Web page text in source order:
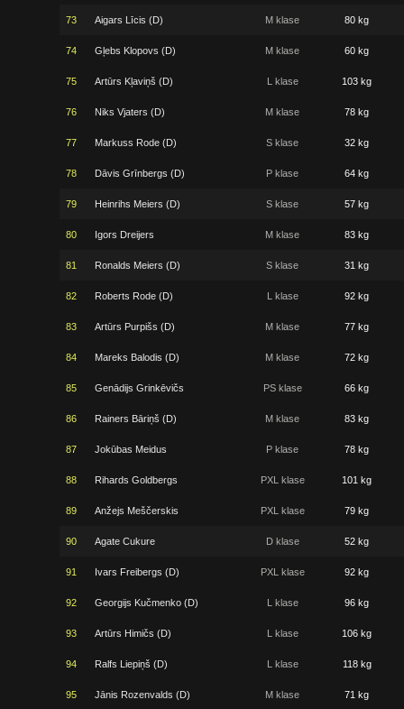
73 Aigars Līcis (D) M klase 80 kg
74 Gļebs Klopovs (D) M klase 60 kg
75 Artūrs Kļaviņš (D) L klase 103 kg
76 Niks Vjaters (D) M klase 78 kg
77 Markuss Rode (D) S klase 32 kg
78 Dāvis Grīnbergs (D) P klase 64 kg
79 Heinrihs Meiers (D) S klase 57 kg
80 Igors Dreijers M klase 83 kg
81 Ronalds Meiers (D) S klase 31 kg
82 Roberts Rode (D) L klase 92 kg
83 Artūrs Purpišs (D) M klase 77 kg
84 Mareks Balodis (D) M klase 72 kg
85 Genādijs Grinkēvičs PS klase 66 kg
86 Rainers Bāriņš (D) M klase 83 kg
87 Jokūbas Meidus P klase 78 kg
88 Rihards Goldbergs PXL klase 101 kg
89 Anžejs Meščerskis PXL klase 79 kg
90 Agate Cukure D klase 52 kg
91 Ivars Freibergs (D) PXL klase 92 kg
92 Georgijs Kučmenko (D) L klase 96 kg
93 Artūrs Himičs (D) L klase 106 kg
94 Ralfs Liepiņš (D) L klase 118 kg
95 Jānis Rozenvalds (D) M klase 71 kg